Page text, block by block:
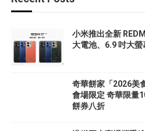
小米推出全新
大電池、6.9 吋大
奇華餅家「2026美
會場限定 奇華限量
餅券八折